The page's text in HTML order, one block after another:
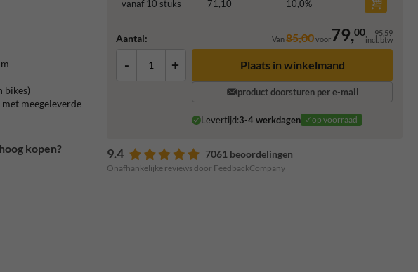
vanaf 10 stuks 71,10 10,0%
Aantal: Van85,00voor79,00 95,59
incl. btw
- + Plaats in winkelmand
product doorsturen per e-mail
Levertijd:3-4 werkdagen ✓op voorraad
9.4 7061 beoordelingen
Onafhankelijke reviews door FeedbackCompany
bikes)
meegeleverde
kopen?